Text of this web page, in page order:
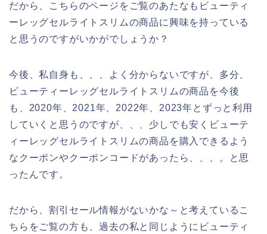
だから、こちらのページをご覧のあたなもビューティ
ーレッグセルライトスリムの商品に興味を持っている
と思うのですがいかがでしょうか？
今後、私自身も、、、よく分からないですが、多分、
ビューティーレッグセルライトスリムの商品を今後
も、2020年、2021年、2022年、2023年とずっと利用
していくと思うのですが、、、少しでも安くビューテ
ィーレッグセルライトスリムの商品を購入できるよう
なクーポンやクーポンコードがあったら、、、。と思
ったんです。
だから、割引セール情報がないかな～と考えているこ
ちらをご覧の方も、過去の私と同じようにビューティ